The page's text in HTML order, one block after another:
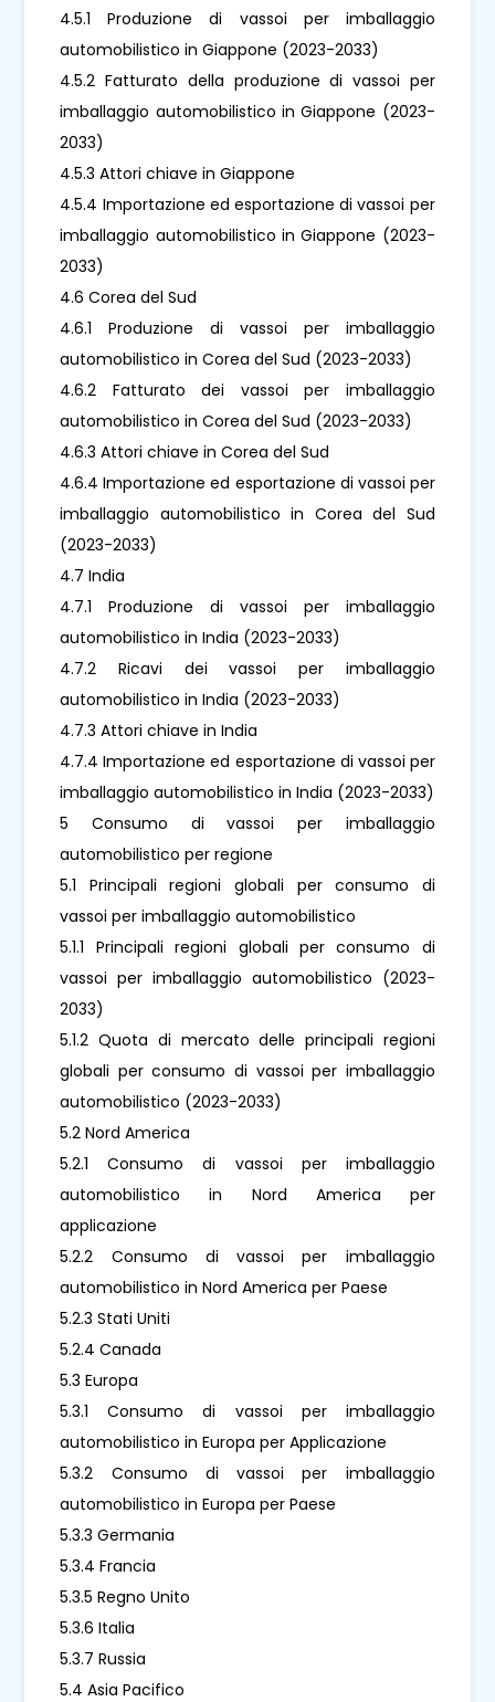
4.5.1 Produzione di vassoi per imballaggio
automobilistico in Giappone (2023-2033)
4.5.2 Fatturato della produzione di vassoi per
imballaggio automobilistico in Giappone (2023-
2033)
4.5.3 Attori chiave in Giappone
4.5.4 Importazione ed esportazione di vassoi per
imballaggio automobilistico in Giappone (2023-
2033)
4.6 Corea del Sud
4.6.1 Produzione di vassoi per imballaggio
automobilistico in Corea del Sud (2023-2033)
4.6.2 Fatturato dei vassoi per imballaggio
automobilistico in Corea del Sud (2023-2033)
4.6.3 Attori chiave in Corea del Sud
4.6.4 Importazione ed esportazione di vassoi per
imballaggio automobilistico in Corea del Sud
(2023-2033)
4.7 India
4.7.1 Produzione di vassoi per imballaggio
automobilistico in India (2023-2033)
4.7.2 Ricavi dei vassoi per imballaggio
automobilistico in India (2023-2033)
4.7.3 Attori chiave in India
4.7.4 Importazione ed esportazione di vassoi per
imballaggio automobilistico in India (2023-2033)
5 Consumo di vassoi per imballaggio
automobilistico per regione
5.1 Principali regioni globali per consumo di
vassoi per imballaggio automobilistico
5.1.1 Principali regioni globali per consumo di
vassoi per imballaggio automobilistico (2023-
2033)
5.1.2 Quota di mercato delle principali regioni
globali per consumo di vassoi per imballaggio
automobilistico (2023-2033)
5.2 Nord America
5.2.1 Consumo di vassoi per imballaggio
automobilistico in Nord America per
applicazione
5.2.2 Consumo di vassoi per imballaggio
automobilistico in Nord America per Paese
5.2.3 Stati Uniti
5.2.4 Canada
5.3 Europa
5.3.1 Consumo di vassoi per imballaggio
automobilistico in Europa per Applicazione
5.3.2 Consumo di vassoi per imballaggio
automobilistico in Europa per Paese
5.3.3 Germania
5.3.4 Francia
5.3.5 Regno Unito
5.3.6 Italia
5.3.7 Russia
5.4 Asia Pacifico